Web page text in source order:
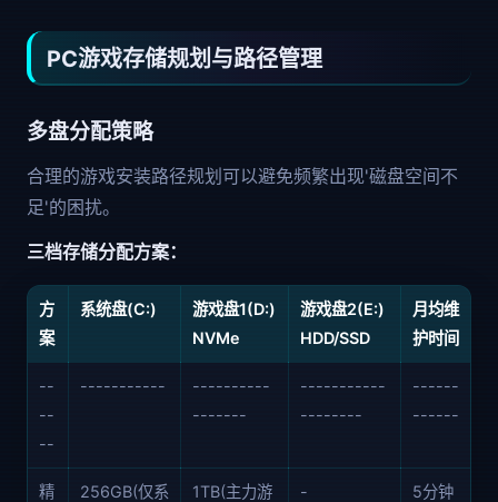
PC游戏存储规划与路径管理
多盘分配策略
合理的游戏安装路径规划可以避免频繁出现'磁盘空间不
足'的困扰。
三档存储分配方案：
方
案
系统盘(C:)
游戏盘1(D:)
NVMe
游戏盘2(E:)
HDD/SSD
月均维
护时间
--
--
--
-----------
----------
-------
-----------
--------
------
------
精
256GB(仅系
1TB(主力游
- 5分钟